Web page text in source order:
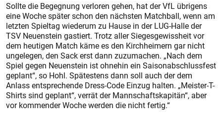
Sollte die Begegnung verloren gehen, hat der VfL übrigens
eine Woche später schon den nächsten Matchball, wenn am
letzten Spieltag wiederum zu Hause in der LUG-Halle der
TSV Neuenstein gastiert. Trotz aller Siegesgewissheit vor
dem heutigen Match käme es den Kirchheimern gar nicht
ungelegen, den Sack erst dann zuzumachen. „Nach dem
Spiel gegen Neuenstein ist ohnehin ein Saisonabschlussfest
geplant“, so Hohl. Spätes­tens dann soll auch der dem
Anlass entsprechende Dress-Code Einzug halten. „Meister-T-
Shirts sind ge­plant“, verrät der Mannschaftskapitän“, aber
vor kommender Woche werden die nicht fertig.“